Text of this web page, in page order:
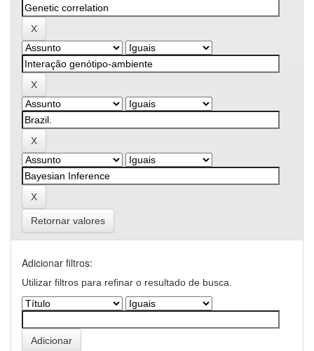
Retornar valores
Adicionar filtros:
Utilizar filtros para refinar o resultado de busca.